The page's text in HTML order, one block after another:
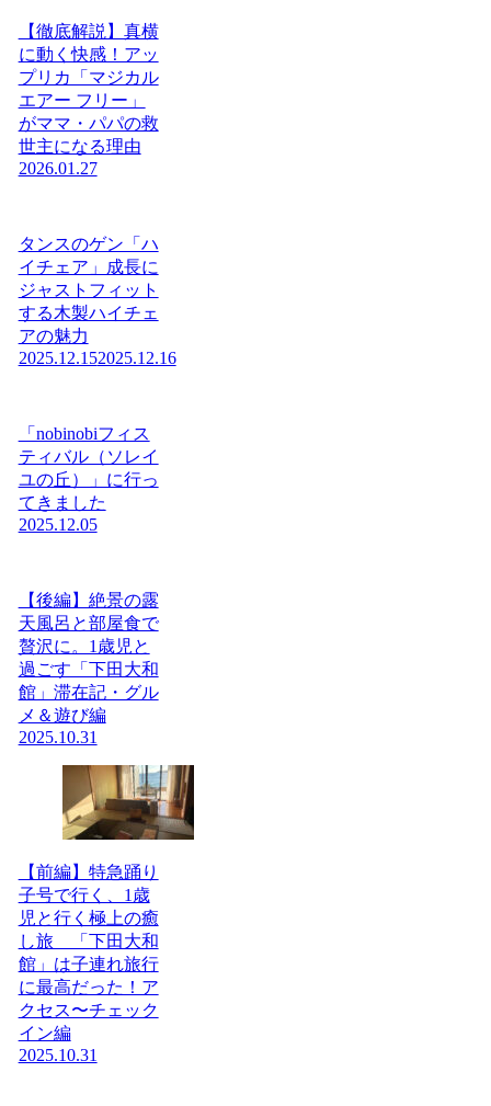
【徹底解説】真横
に動く快感！アッ
プリカ「マジカル
エアー フリー」
がママ・パパの救
世主になる理由
2026.01.27
タンスのゲン「ハ
イチェア」成長に
ジャストフィット
する木製ハイチェ
アの魅力
2025.12.152025.12.16
「nobinobiフィス
ティバル（ソレイ
ユの丘）」に行っ
てきました
2025.12.05
【後編】絶景の露
天風呂と部屋食で
贅沢に。1歳児と
過ごす「下田大和
館」滞在記・グル
メ＆遊び編
2025.10.31
【前編】特急踊り
子号で行く、1歳
児と行く極上の癒
し旅 「下田大和
館」は子連れ旅行
に最高だった！ア
クセス〜チェック
イン編
2025.10.31